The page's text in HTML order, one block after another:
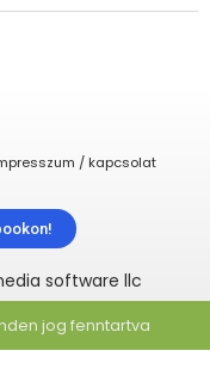
/ kapcsolat
software llc
jog fenntartva